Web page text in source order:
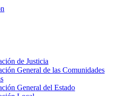
de Justicia
General de las Comunidades
General del Estado